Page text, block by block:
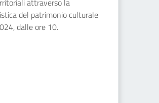
attraverso la
del patrimonio culturale
dalle ore 10.